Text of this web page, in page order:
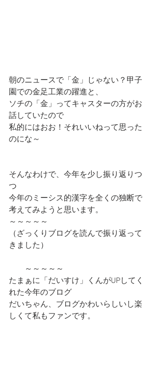
朝のニュースで「金」じゃない？甲子
園での金足工業の躍進と、
ソチの「金」ってキャスターの方がお
話していたので
私的にはおお！それいいねって思った
のにな～
そんなわけで、今年を少し振り返りつ
つ
今年のミーシス的漢字を全くの独断で
考えてみようと思います。
～～～～～
（ざっくりブログを読んで振り返って
きました）
～～～～～
たまぁに「だいすけ」くんがUPしてく
れた今年のブログ
だいちゃん、ブログかわいらしいし楽
しくて私もファンです。